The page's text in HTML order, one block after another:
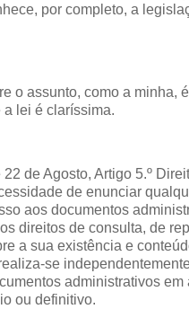
por completo, a
o assunto, como a minha,
lei é claríssima.
22 de Agosto, Artigo 5.º
de enunciar
aos documentos
direitos de consulta, de
a sua existência e
se
administrativos em
ou definitivo.